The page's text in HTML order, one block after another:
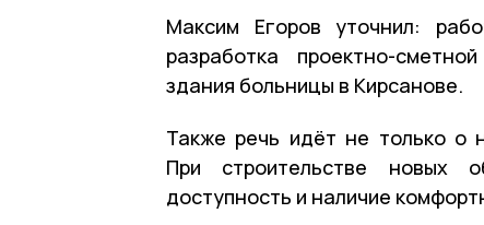
Максим Егоров уточнил:
разработка проектно-
здания больницы в Кирсанове.
Также речь идёт не только о
При строительстве новых
доступность и наличие